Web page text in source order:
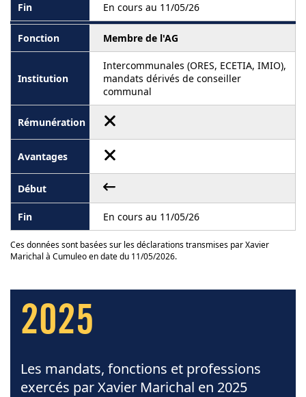
En cours au 11/05/26
Membre de l'AG
Intercommunales (ORES, ECETIA, IMIO),
mandats dérivés de conseiller
communal
En cours au 11/05/26
Ces données sont basées sur les déclarations transmises par Xavier
Marichal à Cumuleo en date du 11/05/2026.
2025
Les mandats, fonctions et professions
exercés par Xavier Marichal en 2025